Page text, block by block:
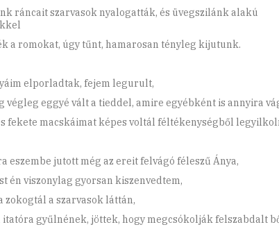
ráncait szarvasok nyalogatták, és üvegszilánk alakú
a romokat, úgy tűnt, hamarosan tényleg kijutunk.
elporladtak, fejem legurult,
végleg eggyé vált a tieddel, amire egyébként is annyira
fekete macskáimat képes voltál féltékenységből
eszembe jutott még az ereit felvágó féleszű Ánya,
én viszonylag gyorsan kiszenvedtem,
zokogtál a szarvasok láttán,
gyűlnének, jöttek, hogy megcsókolják felszabdalt